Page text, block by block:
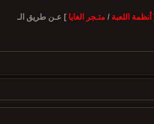
عـن طريق الـ [ / أنظمة اللعبة